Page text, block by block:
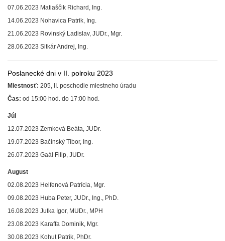
07.06.2023 Matiaščik Richard, Ing.
14.06.2023 Nohavica Patrik, Ing.
21.06.2023 Rovinský Ladislav, JUDr., Mgr.
28.06.2023 Sitkár Andrej, Ing.
Poslanecké dni v II. polroku 2023
Miestnosť: 205, II. poschodie miestneho úradu
Čas: od 15:00 hod. do 17:00 hod.
Júl
12.07.2023 Zemková Beáta, JUDr.
19.07.2023 Bačinský Tibor, Ing.
26.07.2023 Gaál Filip, JUDr.
August
02.08.2023 Helfenová Patrícia, Mgr.
09.08.2023 Huba Peter, JUDr., Ing., PhD.
16.08.2023 Jutka Igor, MUDr., MPH
23.08.2023 Karaffa Dominik, Mgr.
30.08.2023 Kohut Patrik, PhDr.